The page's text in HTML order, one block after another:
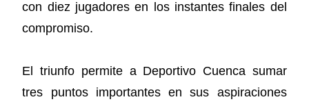
con diez jugadores en los instantes finales del
compromiso.
El triunfo permite a Deportivo Cuenca sumar
tres puntos importantes en sus aspiraciones